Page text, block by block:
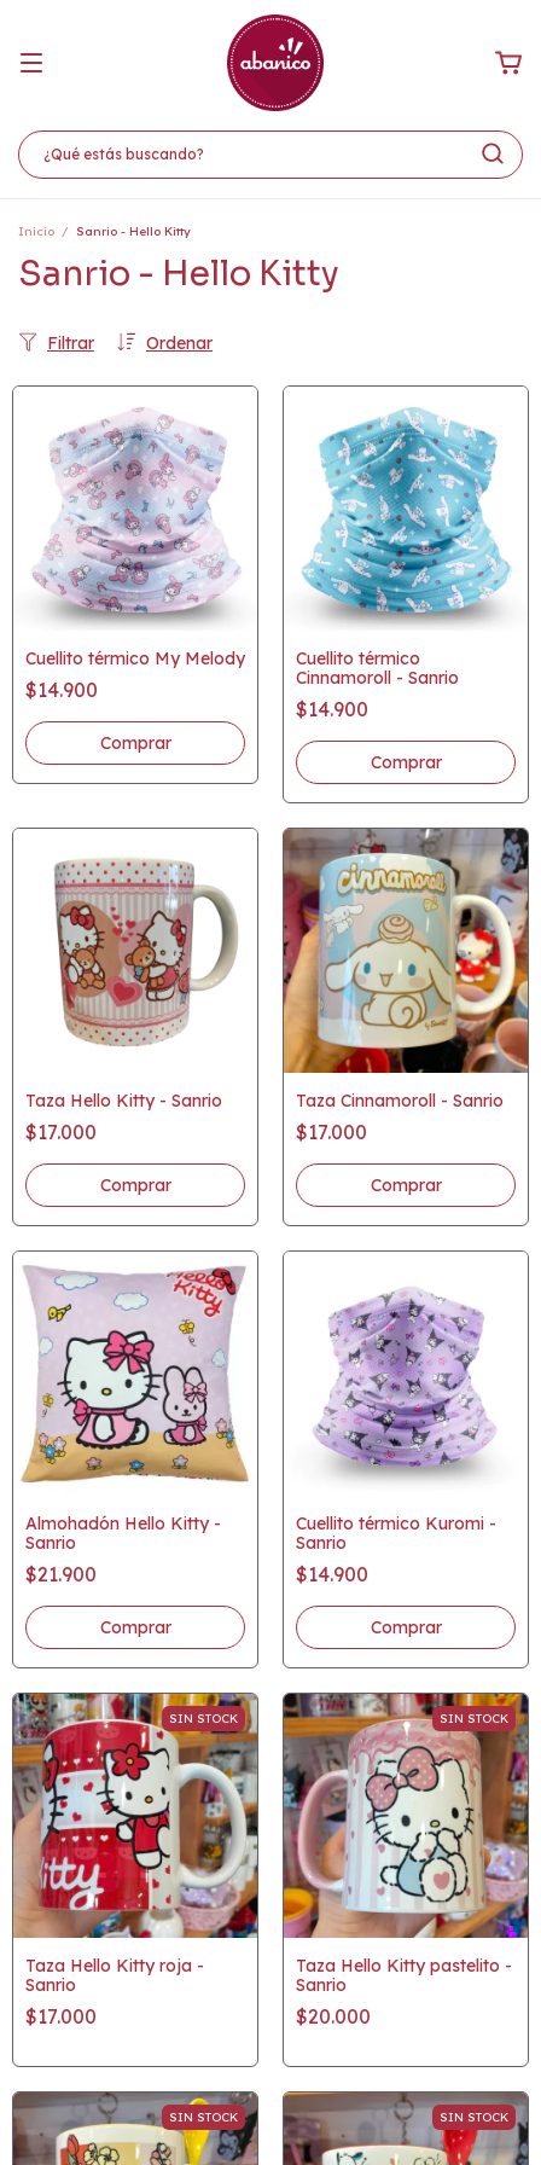
Inicio / Sanrio - Hello Kitty
Sanrio - Hello Kitty
Ordenar
Filtrar
Cuellito térmico My Melody
$14.900
Cuellito térmico
Cinnamoroll - Sanrio
$14.900
Taza Hello Kitty - Sanrio
$17.000
Taza Cinnamoroll - Sanrio
$17.000
Comprar
Almohadón Hello Kitty -
Sanrio
$21.900
Cuellito térmico Kuromi -
Sanrio
$14.900
SIN STOCK
Taza Hello Kitty roja -
Sanrio
$17.000
SIN STOCK
Taza Hello Kitty pastelito -
Sanrio
$20.000
SIN STOCK SIN STOCK